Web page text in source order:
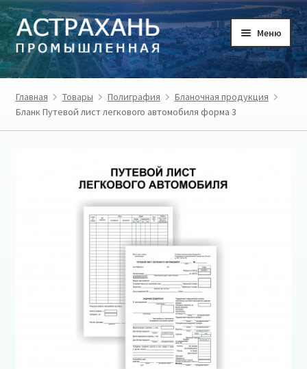
Перейти
к
навигации
Перейти
к
содержимому
Меню
ГЛАВНАЯ
ТОВАРЫ
ЛИЧНЫЙ КАБИНЕТ
Главная Товары Полиграфия
Бланочная продукция
Бланк Путевой лист легкового автомобиля форма 3